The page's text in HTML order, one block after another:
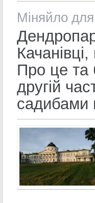
Міняйло
Про це та
другій
садибами